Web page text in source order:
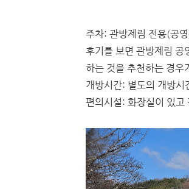
주차: 관방제림 전용(공
후기를 보면 관방제림 공
하는 것을 추천하는 경우
개방시간: 별도의 개방
편의시설: 화장실이 있고